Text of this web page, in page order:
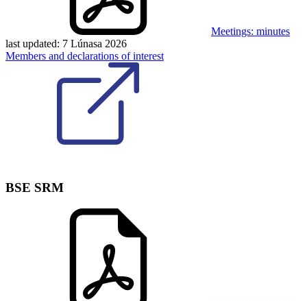
Meetings: minutes
last updated: 7 Lúnasa 2026
Members and declarations of interest
BSE SRM